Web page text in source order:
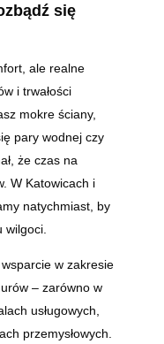
się
ale realne
i trwałości
mokre ściany,
pary wodnej czy
że czas na
W Katowicach i
natychmiast, by
wilgoci.
w zakresie
– zarówno w
usługowych,
przemysłowych.